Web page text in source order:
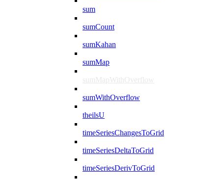
sum
sumCount
sumKahan
sumMap
sumMapWithOverflow
sumWithOverflow
theilsU
timeSeriesChangesToGrid
timeSeriesDeltaToGrid
timeSeriesDerivToGrid